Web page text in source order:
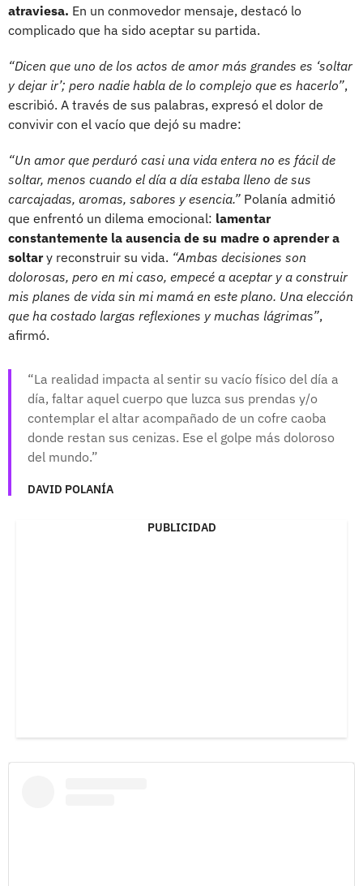
atraviesa. En un conmovedor mensaje, destacó lo
complicado que ha sido aceptar su partida.
“Dicen que uno de los actos de amor más grandes es ‘soltar
y dejar ir’; pero nadie habla de lo complejo que es hacerlo”,
escribió. A través de sus palabras, expresó el dolor de
convivir con el vacío que dejó su madre:
“Un amor que perduró casi una vida entera no es fácil de
soltar, menos cuando el día a día estaba lleno de sus
carcajadas, aromas, sabores y esencia.” Polanía admitió
que enfrentó un dilema emocional: lamentar
constantemente la ausencia de su madre o aprender a
soltary reconstruir su vida. “Ambas decisiones son
dolorosas, pero en mi caso, empecé a aceptar y a construir
mis planes de vida sin mi mamá en este plano. Una elección
que ha costado largas reflexiones y muchas lágrimas”,
afirmó.
La realidad impacta al sentir su vacío físico del día a
día, faltar aquel cuerpo que luzca sus prendas y/o
contemplar el altar acompañado de un cofre caoba
donde restan sus cenizas. Ese el golpe más doloroso
del mundo.
DAVID POLANÍA
PUBLICIDAD